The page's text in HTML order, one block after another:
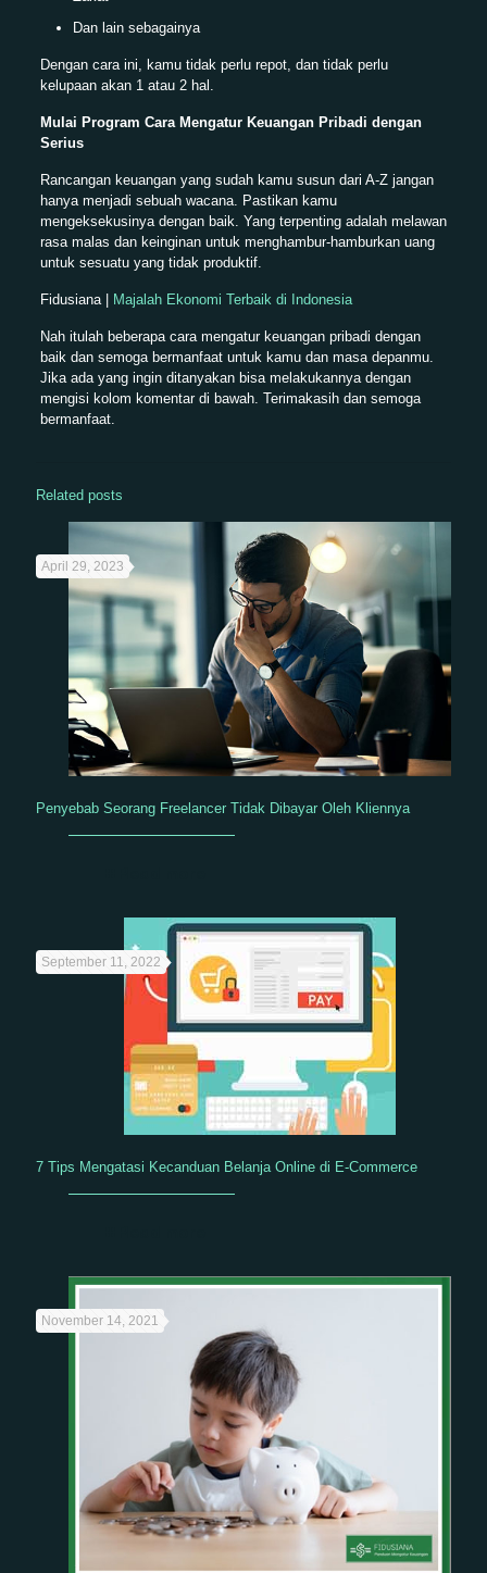
Dan lain sebagainya
Dengan cara ini, kamu tidak perlu repot, dan tidak perlu
kelupaan akan 1 atau 2 hal.
Mulai Program Cara Mengatur Keuangan Pribadi dengan
Serius
Rancangan keuangan yang sudah kamu susun dari A-Z jangan
hanya menjadi sebuah wacana. Pastikan kamu
mengeksekusinya dengan baik. Yang terpenting adalah melawan
rasa malas dan keinginan untuk menghambur-hamburkan uang
untuk sesuatu yang tidak produktif.
Fidusiana | Majalah Ekonomi Terbaik di Indonesia
Nah itulah beberapa cara mengatur keuangan pribadi dengan
baik dan semoga bermanfaat untuk kamu dan masa depanmu.
Jika ada yang ingin ditanyakan bisa melakukannya dengan
mengisi kolom komentar di bawah. Terimakasih dan semoga
bermanfaat.
Related posts
April 29, 2023
Penyebab Seorang Freelancer Tidak Dibayar Oleh Kliennya
September 11, 2022
7 Tips Mengatasi Kecanduan Belanja Online di E-Commerce
November 14, 2021